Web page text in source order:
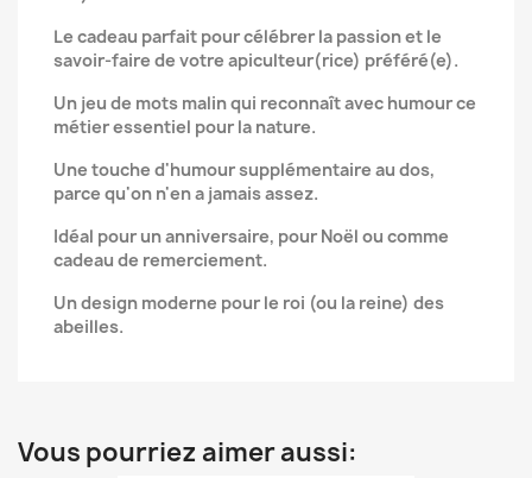
Le cadeau parfait pour célébrer la passion et le
savoir-faire de votre apiculteur(rice) préféré(e).
Un jeu de mots malin qui reconnaît avec humour ce
métier essentiel pour la nature.
Une touche d'humour supplémentaire au dos,
parce qu'on n'en a jamais assez.
Idéal pour un anniversaire, pour Noël ou comme
cadeau de remerciement.
Un design moderne pour le roi (ou la reine) des
abeilles.
Vous pourriez aimer aussi: